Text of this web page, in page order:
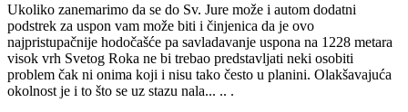
Ukoliko zanemarimo da se do Sv. Jure može i autom dodatni
podstrek za uspon vam može biti i činjenica da je ovo
najpristupačnije hodočašće pa savladavanje uspona na 1228 metara
visok vrh Svetog Roka ne bi trebao predstavljati neki osobiti
problem čak ni onima koji i nisu tako često u planini. Olakšavajuća
okolnost je i to što se uz stazu nala... .. .